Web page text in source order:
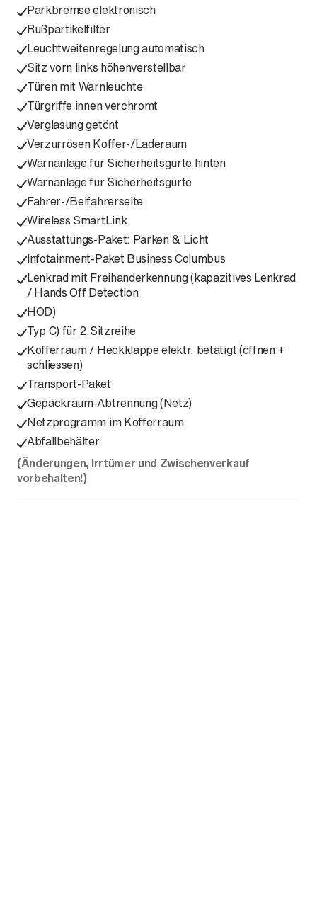
Parkbremse elektronisch
Rußpartikelfilter
Leuchtweitenregelung automatisch
Sitz vorn links höhenverstellbar
Türen mit Warnleuchte
Türgriffe innen verchromt
Verglasung getönt
Verzurrösen Koffer-/Laderaum
Warnanlage für Sicherheitsgurte hinten
Warnanlage für Sicherheitsgurte
Fahrer-/Beifahrerseite
Wireless SmartLink
Ausstattungs-Paket: Parken & Licht
Infotainment-Paket Business Columbus
Lenkrad mit Freihanderkennung (kapazitives Lenkrad
/ Hands Off Detection
HOD)
Typ C) für 2.Sitzreihe
Kofferraum / Heckklappe elektr. betätigt (öffnen +
schliessen)
Transport-Paket
Gepäckraum-Abtrennung (Netz)
Netzprogramm im Kofferraum
Abfallbehälter
(Änderungen, Irrtümer und Zwischenverkauf
vorbehalten!)